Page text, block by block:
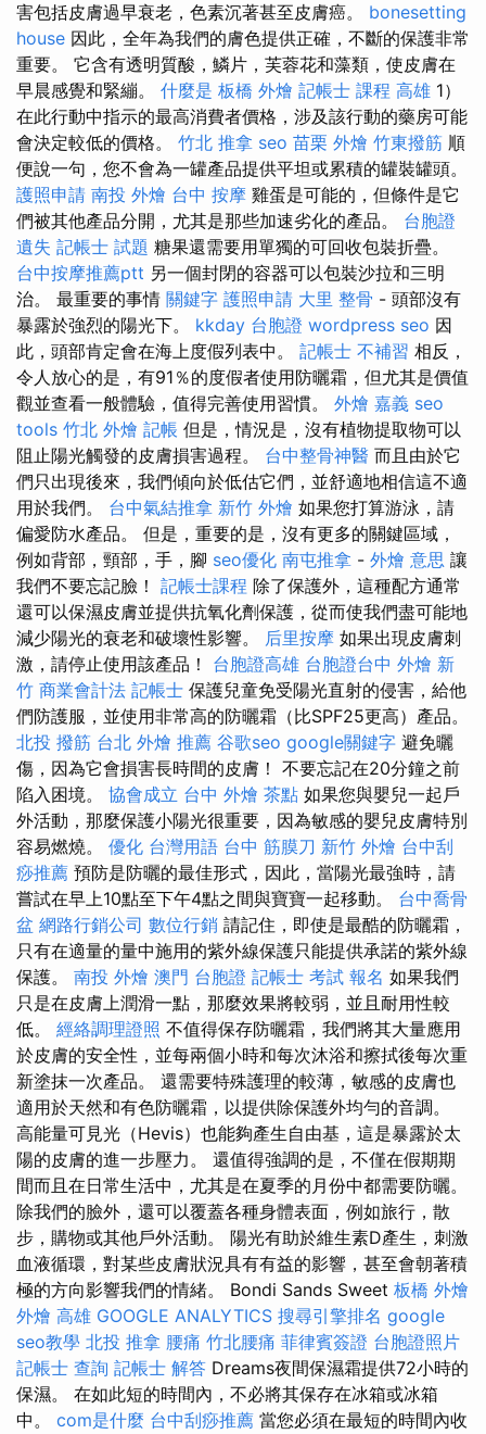
害包括皮膚過早衰老，色素沉著甚至皮膚癌。 bonesetting
house 因此，全年為我們的膚色提供正確，不斷的保護非常
重要。 它含有透明質酸，鱗片，芙蓉花和藻類，使皮膚在
早晨感覺和緊繃。 什麼是 板橋 外燴 記帳士 課程 高雄 1）
在此行動中指示的最高消費者價格，涉及該行動的藥房可能
會決定較低的價格。 竹北 推拿 seo 苗栗 外燴 竹東撥筋 順
便說一句，您不會為一罐產品提供平坦或累積的罐裝罐頭。
護照申請 南投 外燴 台中 按摩 雞蛋是可能的，但條件是它
們被其他產品分開，尤其是那些加速劣化的產品。 台胞證
遺失 記帳士 試題 糖果還需要用單獨的可回收包裝折疊。
台中按摩推薦ptt 另一個封閉的容器可以包裝沙拉和三明
治。 最重要的事情 關鍵字 護照申請 大里 整骨 - 頭部沒有
暴露於強烈的陽光下。 kkday 台胞證 wordpress seo 因
此，頭部肯定會在海上度假列表中。 記帳士 不補習 相反，
令人放心的是，有91％的度假者使用防曬霜，但尤其是價值
觀並查看一般體驗，值得完善使用習慣。 外燴 嘉義 seo
tools 竹北 外燴 記帳 但是，情況是，沒有植物提取物可以
阻止陽光觸發的皮膚損害過程。 台中整骨神醫 而且由於它
們只出現後來，我們傾向於低估它們，並舒適地相信這不適
用於我們。 台中氣結推拿 新竹 外燴 如果您打算游泳，請
偏愛防水產品。 但是，重要的是，沒有更多的關鍵區域，
例如背部，頸部，手，腳 seo優化 南屯推拿 - 外燴 意思 讓
我們不要忘記臉！ 記帳士課程 除了保護外，這種配方通常
還可以保濕皮膚並提供抗氧化劑保護，從而使我們盡可能地
減少陽光的衰老和破壞性影響。 后里按摩 如果出現皮膚刺
激，請停止使用該產品！ 台胞證高雄 台胞證台中 外燴 新
竹 商業會計法 記帳士 保護兒童免受陽光直射的侵害，給他
們防護服，並使用非常高的防曬霜（比SPF25更高）產品。
北投 撥筋 台北 外燴 推薦 谷歌seo google關鍵字 避免曬
傷，因為它會損害長時間的皮膚！ 不要忘記在20分鐘之前
陷入困境。 協會成立 台中 外燴 茶點 如果您與嬰兒一起戶
外活動，那麼保護小陽光很重要，因為敏感的嬰兒皮膚特別
容易燃燒。 優化 台灣用語 台中 筋膜刀 新竹 外燴 台中刮
痧推薦 預防是防曬的最佳形式，因此，當陽光最強時，請
嘗試在早上10點至下午4點之間與寶寶一起移動。 台中喬骨
盆 網路行銷公司 數位行銷 請記住，即使是最酷的防曬霜，
只有在適量的量中施用的紫外線保護只能提供承諾的紫外線
保護。 南投 外燴 澳門 台胞證 記帳士 考試 報名 如果我們
只是在皮膚上潤滑一點，那麼效果將較弱，並且耐用性較
低。 經絡調理證照 不值得保存防曬霜，我們將其大量應用
於皮膚的安全性，並每兩個小時和每次沐浴和擦拭後每次重
新塗抹一次產品。 還需要特殊護理的較薄，敏感的皮膚也
適用於天然和有色防曬霜，以提供除保護外均勻的音調。
高能量可見光（Hevis）也能夠產生自由基，這是暴露於太
陽的皮膚的進一步壓力。 還值得強調的是，不僅在假期期
間而且在日常生活中，尤其是在夏季的月份中都需要防曬。
除我們的臉外，還可以覆蓋各種身體表面，例如旅行，散
步，購物或其他戶外活動。 陽光有助於維生素D產生，刺激
血液循環，對某些皮膚狀況具有有益的影響，甚至會朝著積
極的方向影響我們的情緒。 Bondi Sands Sweet 板橋 外燴
外燴 高雄 GOOGLE ANALYTICS 搜尋引擎排名 google
seo教學 北投 推拿 腰痛 竹北腰痛 菲律賓簽證 台胞證照片
記帳士 查詢 記帳士 解答 Dreams夜間保濕霜提供72小時的
保濕。 在如此短的時間內，不必將其保存在冰箱或冰箱
中。 com是什麼 台中刮痧推薦 當您必須在最短的時間內收